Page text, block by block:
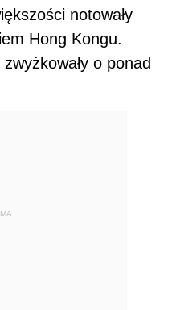
notowały
Hong Kongu.
o ponad